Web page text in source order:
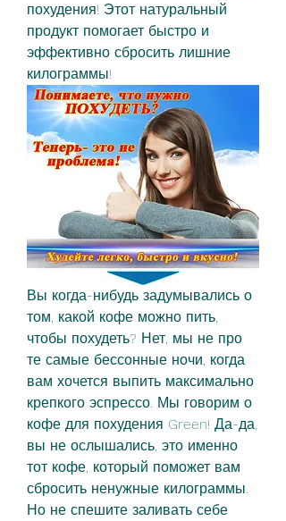
похудения! Этот натуральный
продукт помогает быстро и
эффективно сбросить лишние
килограммы!
Вы когда-нибудь задумывались о
том, какой кофе можно пить,
чтобы похудеть? Нет, мы не про
те самые бессонные ночи, когда
вам хочется выпить максимально
крепкого эспрессо. Мы говорим о
кофе для похудения Green! Да-да,
вы не ослышались, это именно
тот кофе, который поможет вам
сбросить ненужные килограммы.
Но не спешите заливать себе